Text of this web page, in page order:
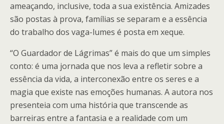
ameaçando, inclusive, toda a sua existência. Amizades
são postas à prova, famílias se separam e a essência
do trabalho dos vaga-lumes é posta em xeque.
“O Guardador de Lágrimas” é mais do que um simples
conto: é uma jornada que nos leva a refletir sobre a
essência da vida, a interconexão entre os seres e a
magia que existe nas emoções humanas. A autora nos
presenteia com uma história que transcende as
barreiras entre a fantasia e a realidade com um